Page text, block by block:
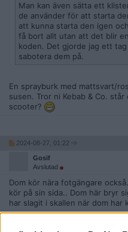
Man kan även sätta ett
de använder för att starta
att kunna starta den igen
få bort allt utan att det blir
koden. Det gjorde jag ett
sabotera dem på.
En sprayburk med mattsvart/
susen. Tror ni Kebab & Co.
scooter?
2024-08-27, 01:22
Gosif
Avslutad
Dom kör nära fotgängare
kör på sin sida.. Dom här bryr
har slagit i skallen när dom har